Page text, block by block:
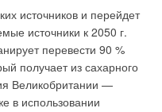
источников и перейдет
источники к 2050 г.
перевести 90 %
получает из сахарного
Великобритании —
в использовании
двухстороннее (рис. 2а)
из них, помимо отрезков
составе ревизию (для
в стояках) и
отводного
крестовину (для